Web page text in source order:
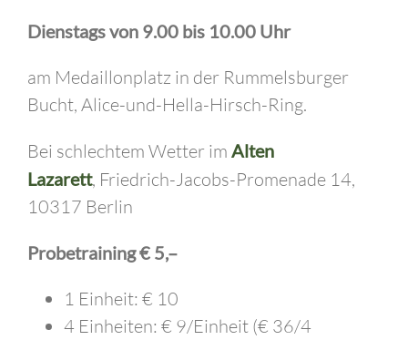
Dienstags von 9.00 bis 10.00 Uhr
am Medaillonplatz in der Rummelsburger
Bucht, Alice-und-Hella-Hirsch-Ring.
Bei schlechtem Wetter im Alten
Lazarett, Friedrich-Jacobs-Promenade 14,
10317 Berlin
Probetraining € 5,–
1 Einheit: € 10
4 Einheiten: € 9/Einheit (€ 36/4